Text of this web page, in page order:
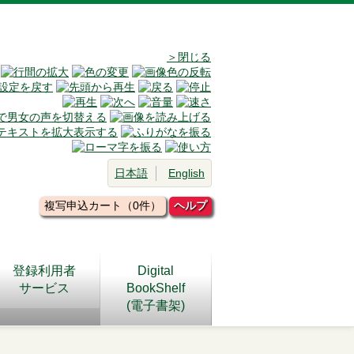
＞閉じる
日本語 English
複写申込カート（0件） ヘルプ
登録利用者
サービス
Digital
BookShelf
(電子書架)